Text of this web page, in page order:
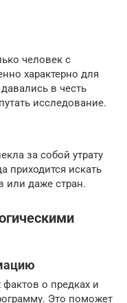
человек с
характерно для
в честь
исследование.
за собой утрату
приходится искать
или даже стран.
фактов о предках и
Это поможет